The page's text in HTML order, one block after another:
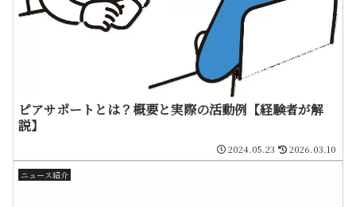
ピアサポートとは？概要と実際の活動例【経験者が解
説】
2024.05.23 2026.03.10
ニュース紹介